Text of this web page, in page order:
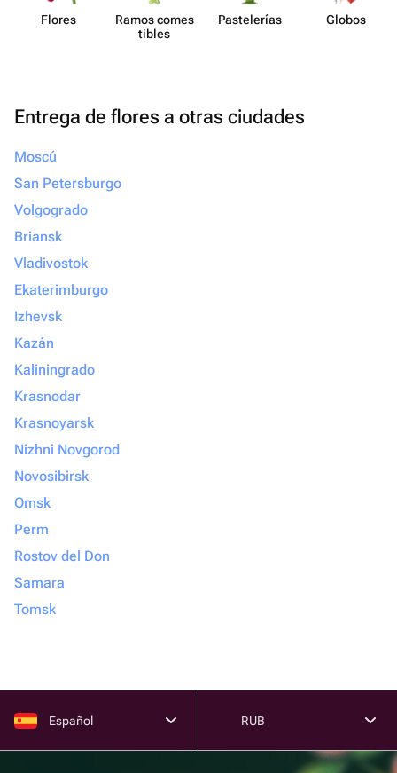
Flores
Ramos comes​
tibles
Paste​lerías Globos
Entrega de flores a otras ciudades
Moscú
San Petersburgo
Volgogrado
Briansk
Vladivostok
Ekaterimburgo
Izhevsk
Kazán
Kaliningrado
Krasnodar
Krasnoyarsk
Nizhni Novgorod
Novosibirsk
Omsk
Perm
Rostov del Don
Samara
Tomsk
Español RUB